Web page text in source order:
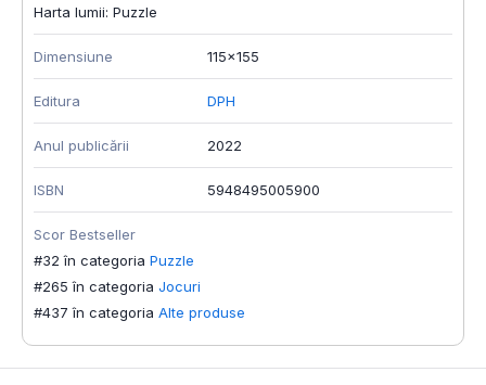
Harta lumii: Puzzle
Dimensiune 115x155
Editura DPH
Anul publicării 2022
ISBN 5948495005900
Scor Bestseller
#32 în categoria Puzzle
#265 în categoria Jocuri
#437 în categoria Alte produse